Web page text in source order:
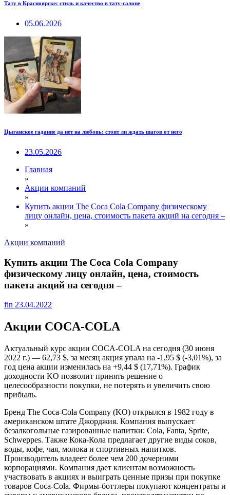
Тату в Красноярске: стиль и качество в тату-салоне
05.06.2026
Цыганское гадание да нет на любовь: стоит ли ждать шагов от него
23.05.2026
Главная
»
Акции компаний
»
Купить акции The Coca Cola Company физическому
лицу онлайн, цена, стоимость пакета акций на сегодня –
»
Акции компаний
Купить акции The Coca Cola Company
физическому лицу онлайн, цена, стоимость
пакета акций на сегодня –
fin 23.04.2022
Акции COCA-COLA
Актуальный курс акции COCA-COLA на сегодня (30 июня
2022 г.) — 62,73 $, за месяц акция упала на -1,95 $ (-3,01%), за
год цена акции изменилась на +9,44 $ (17,71%). График
доходности KO позволит принять решение о
целесообразности покупки, не потерять и увеличить свою
прибыль.
Бренд The Coca-Cola Company (KO) открылся в 1982 году в
американском штате Джорджия. Компания выпускает
безалкогольные газированные напитки: Cola, Fanta, Sprite,
Schweppes. Также Кока-Кола предлагает другие виды соков,
воды, кофе, чая, молока и спортивных напитков.
Производитель владеет более чем 200 дочерними
корпорациями. Компания дает клиентам возможность
участвовать в акциях и выиграть ценные призы при покупке
товаров Coca-Cola. Фирмы-боттлеры покупают концентраты и